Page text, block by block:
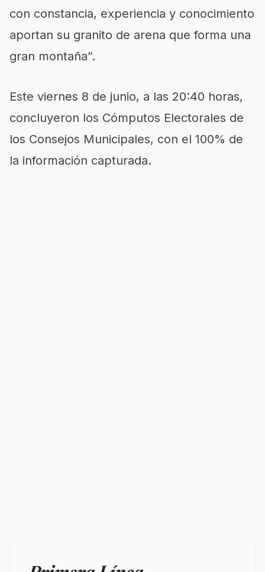
con constancia, experiencia y conocimiento
aportan su granito de arena que forma una
gran montaña”.
Este viernes 8 de junio, a las 20:40 horas,
concluyeron los Cómputos Electorales de
los Consejos Municipales, con el 100% de
la información capturada.